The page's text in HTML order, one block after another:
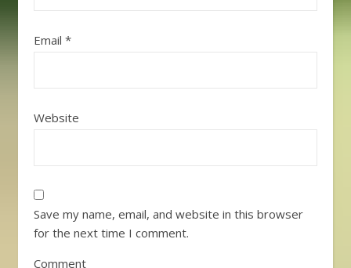
Email *
Website
Save my name, email, and website in this browser
for the next time I comment.
Comment